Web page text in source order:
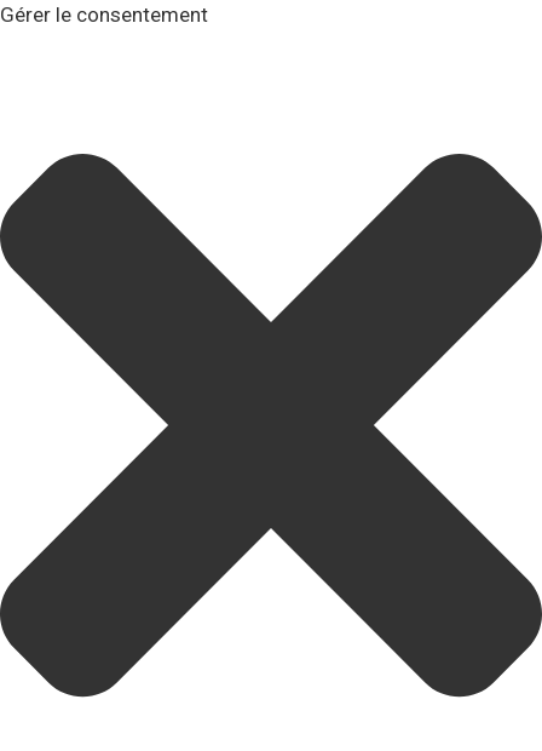
Gérer le consentement